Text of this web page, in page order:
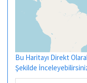
Bu Haritayı Direkt
Şekilde